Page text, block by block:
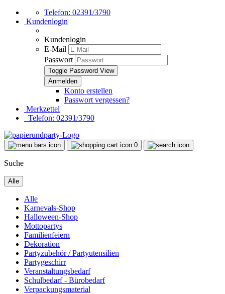
Telefon: 02391/3790
Kundenlogin
Kundenlogin
E-Mail
Passwort
Toggle Password View
Konto erstellen
Passwort vergessen?
Merkzettel
Telefon: 02391/3790
0
Suche
Alle
Alle
Karnevals-Shop
Halloween-Shop
Mottopartys
Familienfeiern
Dekoration
Partyzubehör / Partyutensilien
Partygeschirr
Veranstaltungsbedarf
Schulbedarf - Bürobedarf
Verpackungsmaterial